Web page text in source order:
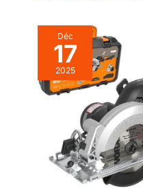
Déc
17
2025